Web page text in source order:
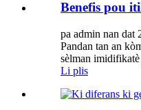
Benefis pou
pa admin nan dat
Pandan tan an
sèlman
Li plis